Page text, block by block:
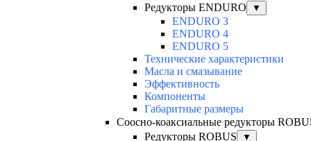
Редукторы ENDURO
▼
ENDURO 3
ENDURO 4
ENDURO 5
Технические характеристики
Масла и смазывание
Эффективность
Компоненты
Габаритные размеры
Соосно-коаксиальные редукторы
Редукторы ROBUS
▼